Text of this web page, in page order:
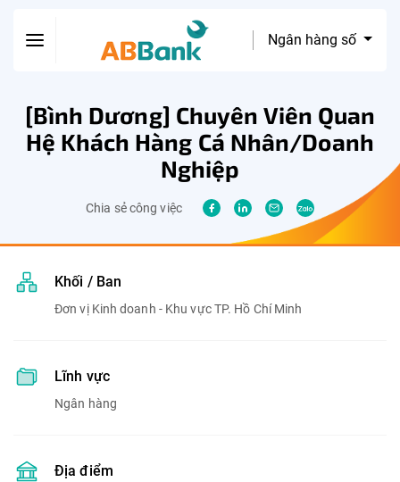
Ngân hàng số
[Bình Dương] Chuyên Viên Quan
Hệ Khách Hàng Cá Nhân/Doanh
Nghiệp
Chia sẻ công việc
Khối / Ban
Đơn vị Kinh doanh - Khu vực TP. Hồ Chí Minh
Lĩnh vực
Ngân hàng
Địa điểm